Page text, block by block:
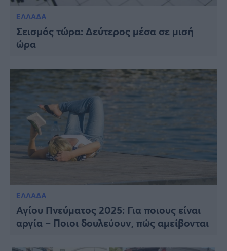
ΕΛΛΑΔΑ
Σεισμός τώρα: Δεύτερος μέσα σε μισή
ώρα
ΕΛΛΑΔΑ
Αγίου Πνεύματος 2025: Για ποιους είναι
αργία – Ποιοι δουλεύουν, πώς αμείβονται